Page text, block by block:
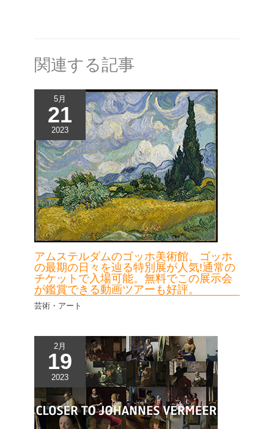
関連する記事
5月
21
2023
アムステルダムのゴッホ美術館、ゴッホ
の最期の日々を辿る特別展が人気!通常の
チケットで入場可能。無料でこの展示会
が鑑賞できる動画ツアーも好評。
芸術・アート
2月
19
2023